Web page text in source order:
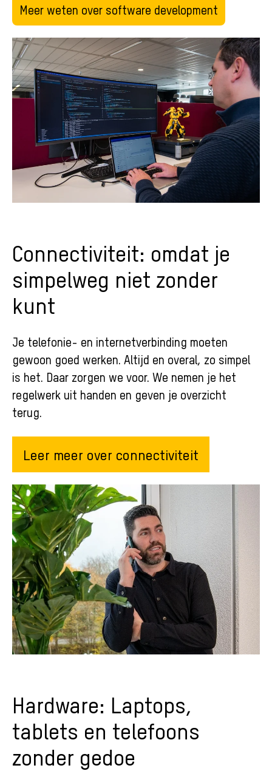
Meer weten over software development
Connectiviteit: omdat je
simpelweg niet zonder
kunt
Je telefonie- en internetverbinding moeten
gewoon goed werken. Altijd en overal, zo simpel
is het. Daar zorgen we voor. We nemen je het
regelwerk uit handen en geven je overzicht
terug.
Leer meer over connectiviteit
Hardware: Laptops,
tablets en telefoons
zonder gedoe